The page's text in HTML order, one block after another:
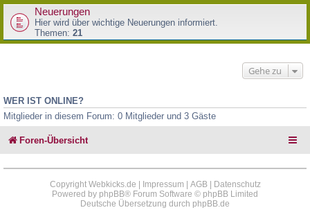
e
Neuerungen
Hier wird über wichtige Neuerungen informiert.
Themen: 21
Gehe zu
WER IST ONLINE?
Mitglieder in diesem Forum: 0 Mitglieder und 3 Gäste
Foren-Übersicht
Copyright Webkicks.de | Impressum AGB|
Datenschutz
Powered by phpBB® Forum Software © phpBB Limited
Deutsche Übersetzung durch phpBB.de